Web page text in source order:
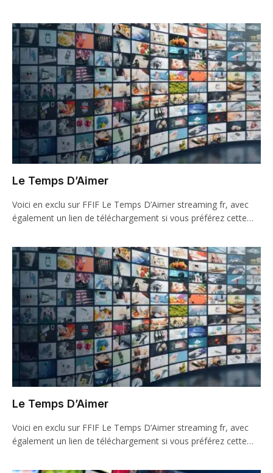
Le Temps D’Aimer
Voici en exclu sur FFIF Le Temps D’Aimer streaming fr, avec
également un lien de téléchargement si vous préférez cette…
Le Temps D’Aimer
Voici en exclu sur FFIF Le Temps D’Aimer streaming fr, avec
également un lien de téléchargement si vous préférez cette…